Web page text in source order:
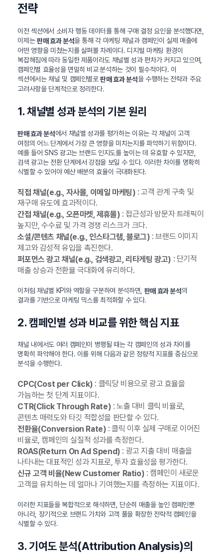
전략
이전 섹션에서 소비자 행동 데이터를 통해 구매 결정 요인을 분석했다면,
이제는판매 효과 분석을 통해 각 마케팅 채널과 캠페인이 실제 매출에
어떤 영향을 미쳤는지를 살펴볼 차례이다. 디지털 마케팅 환경이
복잡해짐에 따라 동일한 제품이라도 채널별 성과 편차가 커지고 있으며,
캠페인별 효율성을 면밀히 비교‧분석하는 것이 필수적이다. 이
섹션에서는 채널 및 캠페인별로판매 효과 분석을 수행하는 전략과 주요
고려사항을 단계적으로 정리한다.
1. 채널별 성과 분석의 기본 원리
판매 효과 분석에서 채널별 성과를 평가하는 이유는 각 채널이 고객
여정의 어느 단계에서 가장 큰 영향을 미치는지를 파악하기 위함이다.
예를 들어 SNS 광고는 브랜드 인지도를 높이는 데 유효할 수 있지만,
검색 광고는 전환 단계에서 강점을 보일 수 있다. 이러한 차이를 명확히
식별할 수 있어야 예산 배분의 효율이 극대화된다.
직접 채널(e.g., 자사몰, 이메일 마케팅) : 고객 관계 구축 및
재구매 유도에 효과적이다.
간접 채널(e.g., 오픈마켓, 제휴몰) : 접근성과 방문자 트래픽이
높지만, 수수료 및 가격 경쟁 리스크가 크다.
소셜/콘텐츠 채널(e.g., 인스타그램, 블로그) : 브랜드 이미지
제고와 감성적 유입을 촉진한다.
퍼포먼스 광고 채널(e.g., 검색광고, 리타게팅 광고) : 단기적
매출 상승과 전환율 극대화에 유리하다.
이처럼 채널별 KPI와 역할을 구분하여 분석하면, 판매 효과 분석의
결과를 기반으로 마케팅 믹스를 최적화할 수 있다.
2. 캠페인별 성과 비교를 위한 핵심 지표
채널 내에서도 여러 캠페인이 병행될 때는 각 캠페인의 성과 차이를
명확히 파악해야 한다. 이를 위해 다음과 같은 정량적 지표를 중심으로
분석을 수행한다.
CPC(Cost per Click) : 클릭당 비용으로 광고 효율을
가늠하는 첫 단계 지표이다.
CTR(Click Through Rate) : 노출 대비 클릭 비율로,
콘텐츠 매력도와 타깃 적합성을 판단할 수 있다.
전환율(Conversion Rate) : 클릭 이후 실제 구매로 이어진
비율로, 캠페인의 실질적 성과를 측정한다.
ROAS(Return On Ad Spend) : 광고 지출 대비 매출을
나타내는 대표적인 성과 지표로, 투자 효율성을 평가한다.
신규 고객 비율(New Customer Ratio) : 캠페인이 새로운
고객을 유치하는 데 얼마나 기여했는지를 측정하는 지표이다.
이러한 지표들을 복합적으로 해석하면, 단순히 매출을 높인 캠페인뿐
아니라, 장기적으로 브랜드 가치와 고객 풀을 확장한 전략적 캠페인을
식별할 수 있다.
3. 기여도 분석(Attribution Analysis)의